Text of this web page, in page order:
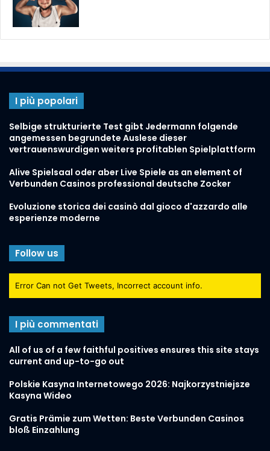
I più popolari
Selbige strukturierte Test gibt Jedermann folgende
angemessen begrundete Auslese dieser
vertrauenswurdigen weiters profitablen Spielplattform
Alive Spielsaal oder aber Live Spiele as an element of
Verbunden Casinos professional deutsche Zocker
Evoluzione storica dei casinò dal gioco d'azzardo alle
esperienze moderne
Follow us
Error Can not Get Tweets, Incorrect account info.
I più commentati
All of us of a few faithful positives ensures this site stays
current and up-to-go out
Polskie Kasyna Internetowego 2026: Najkorzystniejsze
Kasyna Wideo
Gratis Prämie zum Wetten: Beste Verbunden Casinos
bloß Einzahlung